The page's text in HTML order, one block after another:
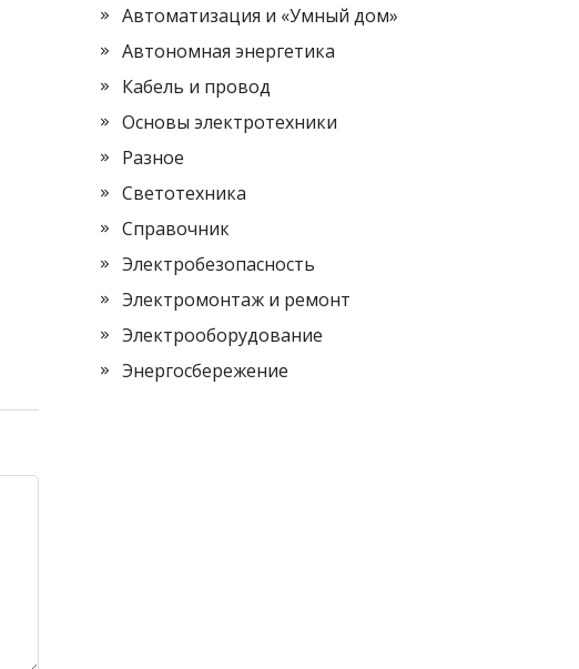
Автоматизация и «Умный дом»
Автономная энергетика
Кабель и провод
Основы электротехники
Разное
Светотехника
Справочник
Электробезопасность
Электромонтаж и ремонт
Электрооборудование
Энергосбережение